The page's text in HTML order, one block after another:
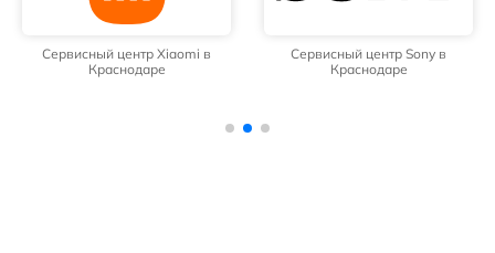
Сервисный центр Xiaomi в
Краснодаре
Сервисный центр Sony в
Краснодаре